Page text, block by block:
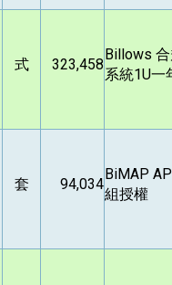
式 323,458
Billows
系統1U一
套 94,034
BiMAP
組授權